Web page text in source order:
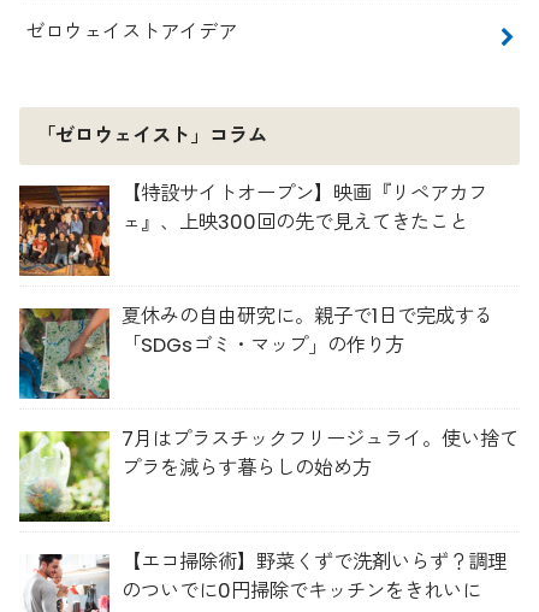
ゼロウェイストアイデア
「ゼロウェイスト」コラム
【特設サイトオープン】映画『リペアカフ
ェ』、上映300回の先で見えてきたこと
夏休みの自由研究に。親子で1日で完成する
「SDGsゴミ・マップ」の作り方
7月はプラスチックフリージュライ。使い捨て
プラを減らす暮らしの始め方
【エコ掃除術】野菜くずで洗剤いらず？調理
のついでに0円掃除でキッチンをきれいに